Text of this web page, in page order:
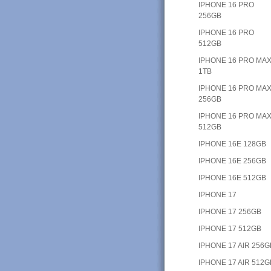
IPHONE 16 PRO
256GB
IPHONE 16 PRO
512GB
IPHONE 16 PRO MAX
1TB
IPHONE 16 PRO MAX
256GB
IPHONE 16 PRO MAX
512GB
IPHONE 16E 128GB
IPHONE 16E 256GB
IPHONE 16E 512GB
IPHONE 17
IPHONE 17 256GB
IPHONE 17 512GB
IPHONE 17 AIR
IPHONE 17 AIR